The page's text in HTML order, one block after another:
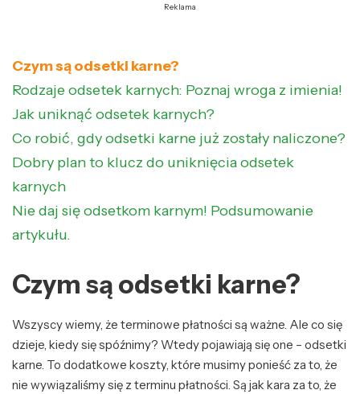
Reklama
Czym są odsetki karne?
Rodzaje odsetek karnych: Poznaj wroga z imienia!
Jak uniknąć odsetek karnych?
Co robić, gdy odsetki karne już zostały naliczone?
Dobry plan to klucz do uniknięcia odsetek
karnych
Nie daj się odsetkom karnym! Podsumowanie
artykułu.
Czym są odsetki karne?
Wszyscy wiemy, że terminowe płatności są ważne. Ale co się
dzieje, kiedy się spóźnimy? Wtedy pojawiają się one – odsetki
karne. To dodatkowe koszty, które musimy ponieść za to, że
nie wywiązaliśmy się z terminu płatności. Są jak kara za to, że